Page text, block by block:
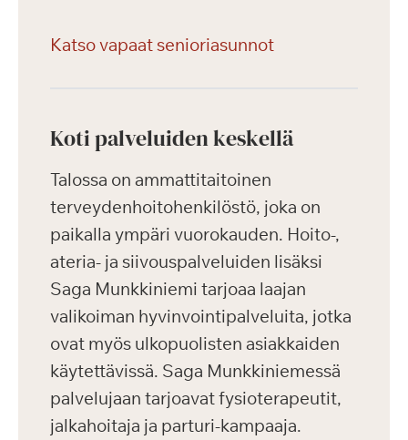
Katso vapaat senioriasunnot
Koti palveluiden keskellä
Talossa on ammattitaitoinen
terveydenhoitohenkilöstö, joka on
paikalla ympäri vuorokauden. Hoito-,
ateria- ja siivouspalveluiden lisäksi
Saga Munkkiniemi tarjoaa laajan
valikoiman hyvinvointipalveluita, jotka
ovat myös ulkopuolisten asiakkaiden
käytettävissä. Saga Munkkiniemessä
palvelujaan tarjoavat fysioterapeutit,
jalkahoitaja ja parturi-kampaaja.